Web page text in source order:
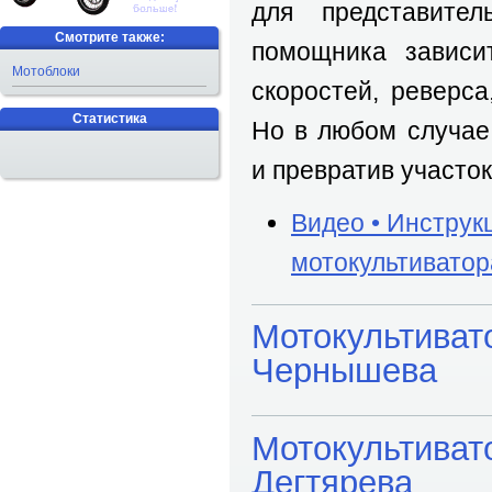
для
помощника
скоростей,
Но в любом случае
и превратив
Видео •
Чернышева
Дегтярева
Смотрите также:
Мотоблоки
Статистика